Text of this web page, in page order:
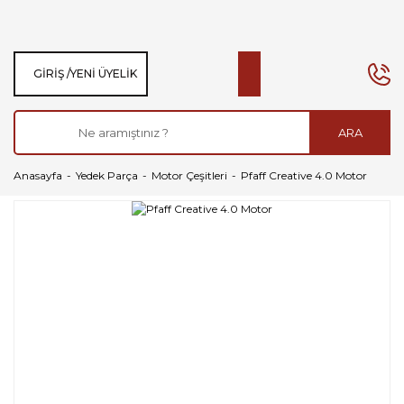
ARA
GIRIŞ /YENI ÜYELIK
Anasayfa Yedek Parça Motor Çeşitleri Pfaff Creative 4.0 Motor